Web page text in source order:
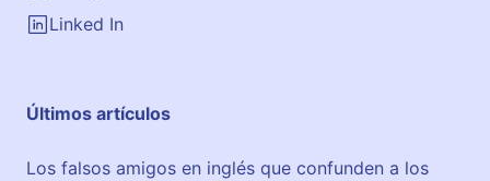
Linked In
Últimos artículos
Los falsos amigos en inglés que confunden a los